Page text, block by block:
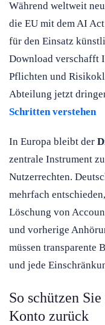
Während weltweit
die EU mit dem AI
für den Einsatz
Download verschafft
Pflichten und
Abteilung jetzt
Schritten verstehen
In Europa bleibt der
zentrale Instrument
Nutzerrechten.
mehrfach
Löschung von
und vorherige
müssen transparente
und jede
So schützen
Konto zurück